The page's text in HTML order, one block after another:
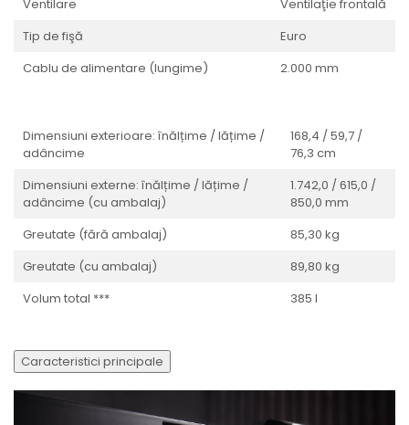
Ventilare
Ventilaţie frontală
Tip de fişă
Euro
Cablu de alimentare (lungime)
2.000 mm
Dimensiuni exterioare: înălțime / lățime /
adâncime
168,4 / 59,7 /
76,3 cm
Dimensiuni externe: înălțime / lățime /
adâncime (cu ambalaj)
1.742,0 / 615,0 /
850,0 mm
Greutate (fără ambalaj)
85,30 kg
Greutate (cu ambalaj)
89,80 kg
Volum total ***
385 l
Caracteristici principale